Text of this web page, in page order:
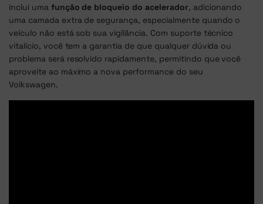
inclui uma função de bloqueio do acelerador, adicionando
uma camada extra de segurança, especialmente quando o
veículo não está sob sua vigilância. Com suporte técnico
vitalício, você tem a garantia de que qualquer dúvida ou
problema será resolvido rapidamente, permitindo que você
aproveite ao máximo a nova performance do seu
Volkswagen.